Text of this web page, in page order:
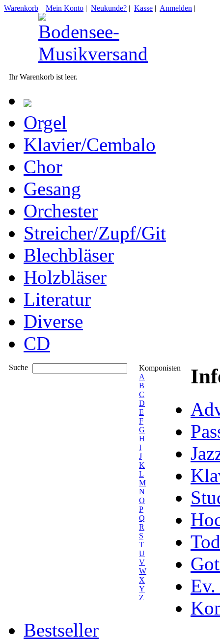
Warenkorb | Mein Konto | Neukunde? | Kasse | Anmelden |
Ihr Warenkorb ist leer.
Orgel
Klavier/Cembalo
Chor
Gesang
Orchester
Streicher/Zupf/Git
Blechbläser
Holzbläser
Literatur
Diverse
CD
Suche
Komponisten
A
B
C
D
E
F
G
H
I
J
K
L
M
N
O
P
Q
R
S
T
U
V
W
X
Y
Z
Ev.
Bestseller